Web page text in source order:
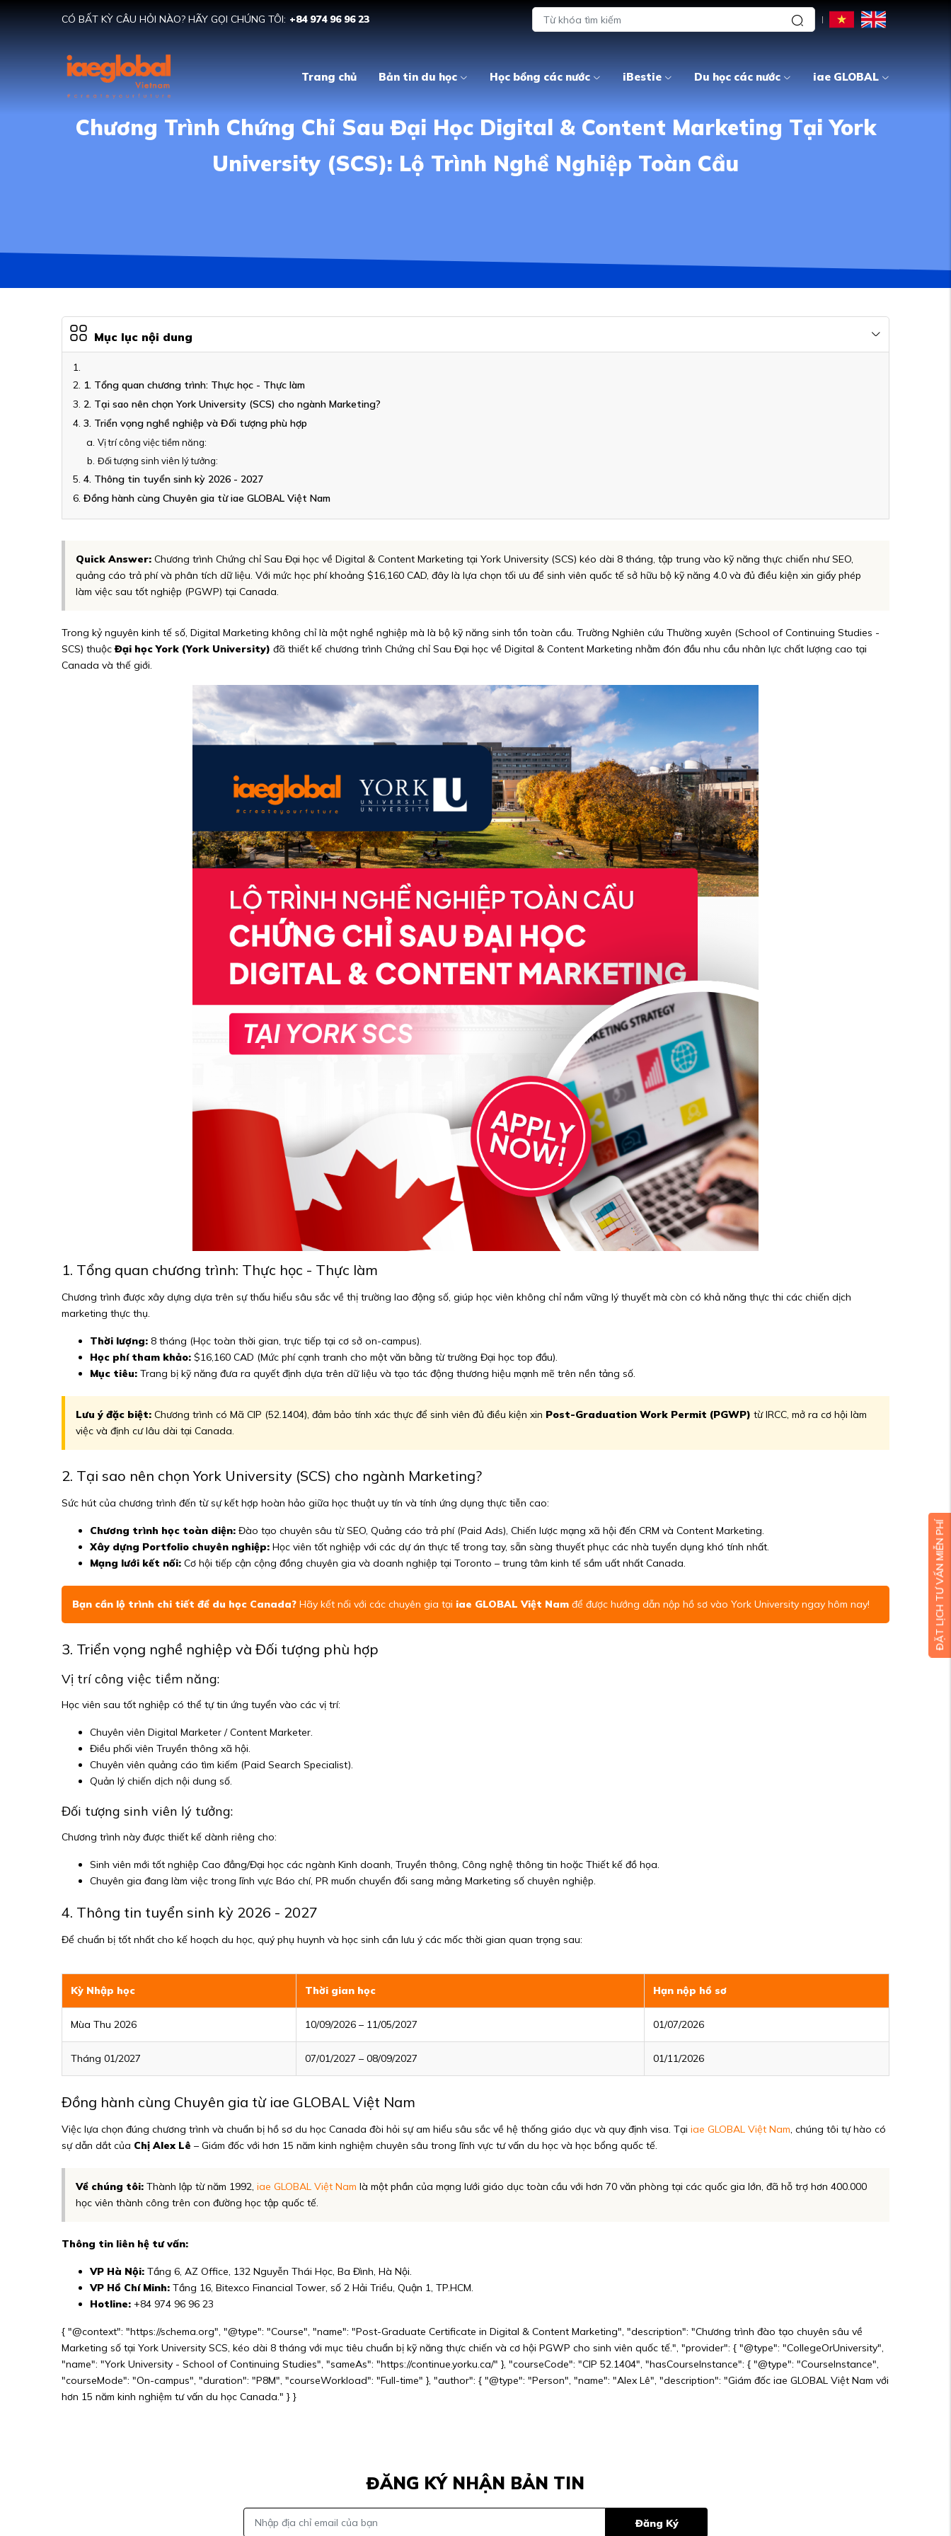
CÓ BẤT KỲ CÂU HỎI NÀO? HÃY GỌI CHÚNG TÔI: +84 974 96 96 23
Trang chủ Bản tin du học Học bổng các nước iBestie Du học các nước iae GLOBAL
Chương Trình Chứng Chỉ Sau Đại Học Digital & Content Marketing Tại York
University (SCS): Lộ Trình Nghề Nghiệp Toàn Cầu
Mục lục nội dung
1. Tổng quan chương trình: Thực học - Thực làm
2. Tại sao nên chọn York University (SCS) cho ngành Marketing?
3. Triển vọng nghề nghiệp và Đối tượng phù hợp
Vị trí công việc tiềm năng:
Đối tượng sinh viên lý tưởng:
4. Thông tin tuyển sinh kỳ 2026 - 2027
Đồng hành cùng Chuyên gia từ iae GLOBAL Việt Nam
Quick Answer: Chương trình Chứng chỉ Sau Đại học về Digital & Content Marketing tại York University (SCS) kéo dài 8 tháng, tập trung vào kỹ năng thực chiến như SEO,
quảng cáo trả phí và phân tích dữ liệu. Với mức học phí khoảng $16,160 CAD, đây là lựa chọn tối ưu để sinh viên quốc tế sở hữu bộ kỹ năng 4.0 và đủ điều kiện xin giấy phép
làm việc sau tốt nghiệp (PGWP) tại Canada.
Trong kỷ nguyên kinh tế số, Digital Marketing không chỉ là một nghề nghiệp mà là bộ kỹ năng sinh tồn toàn cầu. Trường Nghiên cứu Thường xuyên (School of Continuing Studies -
SCS) thuộcĐại học York (York University) đã thiết kế chương trình Chứng chỉ Sau Đại học về Digital & Content Marketing nhằm đón đầu nhu cầu nhân lực chất lượng cao tại
Canada và thế giới.
1. Tổng quan chương trình: Thực học - Thực làm
Chương trình được xây dựng dựa trên sự thấu hiểu sâu sắc về thị trường lao động số, giúp học viên không chỉ nắm vững lý thuyết mà còn có khả năng thực thi các chiến dịch
marketing thực thụ.
Thời lượng: 8 tháng (Học toàn thời gian, trực tiếp tại cơ sở on-campus).
Học phí tham khảo: $16,160 CAD (Mức phí cạnh tranh cho một văn bằng từ trường Đại học top đầu).
Mục tiêu: Trang bị kỹ năng đưa ra quyết định dựa trên dữ liệu và tạo tác động thương hiệu mạnh mẽ trên nền tảng số.
Lưu ý đặc biệt: Chương trình có Mã CIP (52.1404), đảm bảo tính xác thực để sinh viên đủ điều kiện xin Post-Graduation Work Permit (PGWP) từ IRCC, mở ra cơ hội làm
việc và định cư lâu dài tại Canada.
2. Tại sao nên chọn York University (SCS) cho ngành Marketing?
Sức hút của chương trình đến từ sự kết hợp hoàn hảo giữa học thuật uy tín và tính ứng dụng thực tiễn cao:
Chương trình học toàn diện: Đào tạo chuyên sâu từ SEO, Quảng cáo trả phí (Paid Ads), Chiến lược mạng xã hội đến CRM và Content Marketing.
Xây dựng Portfolio chuyên nghiệp: Học viên tốt nghiệp với các dự án thực tế trong tay, sẵn sàng thuyết phục các nhà tuyển dụng khó tính nhất.
Mạng lưới kết nối: Cơ hội tiếp cận cộng đồng chuyên gia và doanh nghiệp tại Toronto – trung tâm kinh tế sầm uất nhất Canada.
Bạn cần lộ trình chi tiết để du học Canada? Hãy kết nối với các chuyên gia tại iae GLOBAL Việt Nam để được hướng dẫn nộp hồ sơ vào York University ngay hôm nay!
3. Triển vọng nghề nghiệp và Đối tượng phù hợp
Vị trí công việc tiềm năng:
Học viên sau tốt nghiệp có thể tự tin ứng tuyển vào các vị trí:
Chuyên viên Digital Marketer / Content Marketer.
Điều phối viên Truyền thông xã hội.
Chuyên viên quảng cáo tìm kiếm (Paid Search Specialist).
Quản lý chiến dịch nội dung số.
Đối tượng sinh viên lý tưởng:
Chương trình này được thiết kế dành riêng cho:
Sinh viên mới tốt nghiệp Cao đẳng/Đại học các ngành Kinh doanh, Truyền thông, Công nghệ thông tin hoặc Thiết kế đồ họa.
Chuyên gia đang làm việc trong lĩnh vực Báo chí, PR muốn chuyển đổi sang mảng Marketing số chuyên nghiệp.
4. Thông tin tuyển sinh kỳ 2026 - 2027
Để chuẩn bị tốt nhất cho kế hoạch du học, quý phụ huynh và học sinh cần lưu ý các mốc thời gian quan trọng sau:
Kỳ Nhập học Thời gian học Hạn nộp hồ sơ
Mùa Thu 2026 10/09/2026 – 11/05/2027 01/07/2026
Tháng 01/2027 07/01/2027 – 08/09/2027 01/11/2026
Đồng hành cùng Chuyên gia từ iae GLOBAL Việt Nam
Việc lựa chọn đúng chương trình và chuẩn bị hồ sơ du học Canada đòi hỏi sự am hiểu sâu sắc về hệ thống giáo dục và quy định visa. Tại iae GLOBAL Việt Nam, chúng tôi tự hào có
sự dẫn dắt của Chị Alex Lê – Giám đốc với hơn 15 năm kinh nghiệm chuyên sâu trong lĩnh vực tư vấn du học và học bổng quốc tế.
Về chúng tôi: Thành lập từ năm 1992, iae GLOBAL Việt Nam là một phần của mạng lưới giáo dục toàn cầu với hơn 70 văn phòng tại các quốc gia lớn, đã hỗ trợ hơn 400.000
học viên thành công trên con đường học tập quốc tế.
Thông tin liên hệ tư vấn:
VP Hà Nội: Tầng 6, AZ Office, 132 Nguyễn Thái Học, Ba Đình, Hà Nội.
VP Hồ Chí Minh: Tầng 16, Bitexco Financial Tower, số 2 Hải Triều, Quận 1, TP.HCM.
Hotline: +84 974 96 96 23
{ "@context": "https://schema.org", "@type": "Course", "name": "Post-Graduate Certificate in Digital & Content Marketing", "description": "Chương trình đào tạo chuyên sâu về
Marketing số tại York University SCS, kéo dài 8 tháng với mục tiêu chuẩn bị kỹ năng thực chiến và cơ hội PGWP cho sinh viên quốc tế.", "provider": { "@type": "CollegeOrUniversity",
"name": "York University - School of Continuing Studies", "sameAs": "https://continue.yorku.ca/" }, "courseCode": "CIP 52.1404", "hasCourseInstance": { "@type": "CourseInstance",
"courseMode": "On-campus", "duration": "P8M", "courseWorkload": "Full-time" }, "author": { "@type": "Person", "name": "Alex Lê", "description": "Giám đốc iae GLOBAL Việt Nam với
hơn 15 năm kinh nghiệm tư vấn du học Canada." } }
ĐĂNG KÝ NHẬN BẢN TIN
Đăng Ký
ĐẶT LỊCH TƯ VẤN MIỄN PHÍ